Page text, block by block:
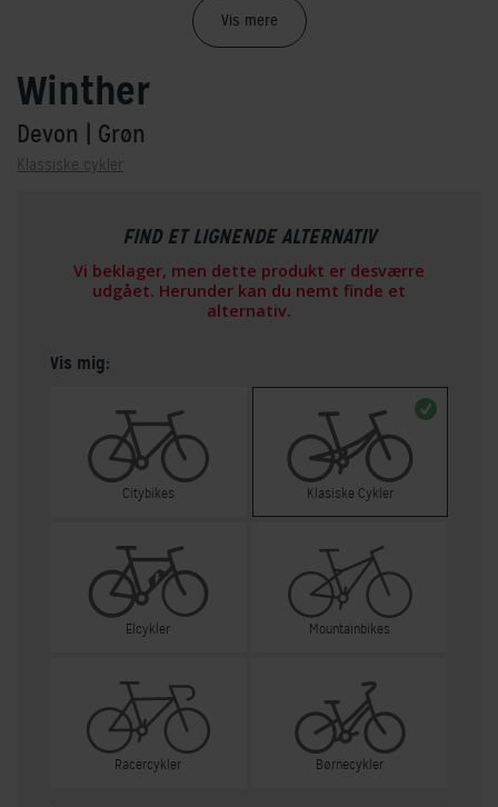
Vis mere
Winther
Devon | Grøn
Klassiske cykler
FIND ET LIGNENDE ALTERNATIV
Vi beklager, men dette produkt er desværre
udgået. Herunder kan du nemt finde et
alternativ.
Vis mig:
Citybikes Klasiske Cykler
Elcykler Mountainbikes
Racercykler Børnecykler